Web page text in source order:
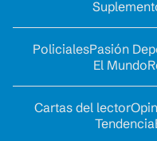
PolicialesPasión
El Mundo
Cartas del lector
Tendencia